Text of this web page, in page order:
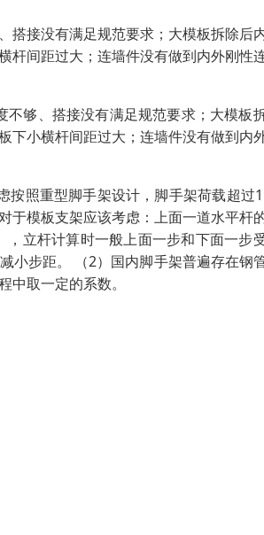
搭接没有满足规范要求；大模板拆除后
杆间距过大；连墙件没有做到内外刚性
够、搭接没有满足规范要求；大模板
下小横杆间距过大；连墙件没有做到内
按照重型脚手架设计，脚手架荷载超过
于模板支架应该考虑：上面一道水平杆
立杆计算时一般上面一步和下面一步
小步距。 （2）国内脚手架普遍存在钢
取一定的系数。